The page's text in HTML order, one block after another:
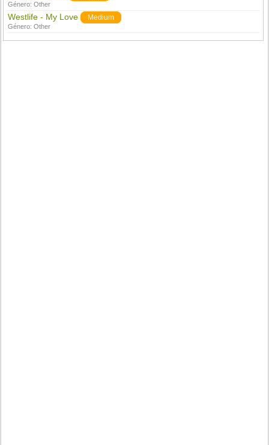
Género:Other
Westlife - My Love Medium
Género:Other